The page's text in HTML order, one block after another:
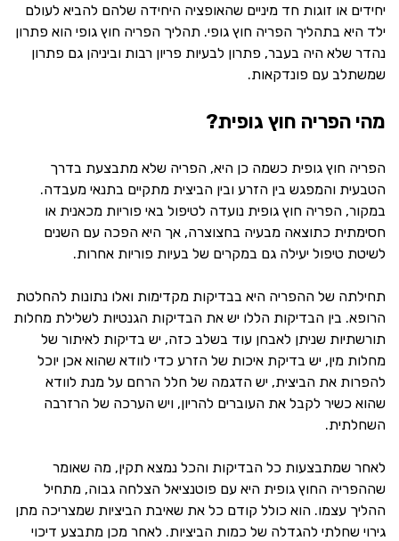
יחידים או זוגות חד מיניים שהאופציה היחידה שלהם להביא לעולם
ילד היא בתהליך הפריה חוץ גופי. תהליך הפריה חוץ גופי הוא פתרון
נהדר שלא היה בעבר, פתרון לבעיות פריון רבות וביניהן גם פתרון
שמשתלב עם פונדקאות.
מהי הפריה חוץ גופית?
הפריה חוץ גופית כשמה כן היא, הפריה שלא מתבצעת בדרך
הטבעית והמפגש בין הזרע ובין הביצית מתקיים בתנאי מעבדה.
במקור, הפריה חוץ גופית נועדה לטיפול באי פוריות מכאנית או
חסימתית כתוצאה מבעיה בחצוצרה, אך היא הפכה עם השנים
לשיטת טיפול יעילה גם במקרים של בעיות פוריות אחרות.
תחילתה של ההפריה היא בבדיקות מקדימות ואלו נתונות להחלטת
הרופא. בין הבדיקות הללו יש את הבדיקות הגנטיות לשלילת מחלות
תורשתיות שניתן לאבחן עוד בשלב כזה, יש בדיקות לאיתור של
מחלות מין, יש בדיקת איכות של הזרע כדי לוודא שהוא אכן יוכל
להפרות את הביצית, יש הדגמה של חלל הרחם על מנת לוודא
שהוא כשיר לקבל את העוברים להריון, ויש הערכה של הרזרבה
השחלתית.
לאחר שמתבצעות כל הבדיקות והכל נמצא תקין, מה שאומר
שההפריה החוץ גופית היא עם פוטנציאל הצלחה גבוה, מתחיל
ההליך עצמו. הוא כולל קודם כל את שאיבת הביציות שמצריכה מתן
גירוי שחלתי להגדלה של כמות הביציות. לאחר מכן מתבצע דיכוי